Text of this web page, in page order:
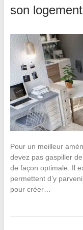
son logement
Pour un meilleur
devez pas gaspiller
de façon optimale. Il
permettent d’y
pour créer…